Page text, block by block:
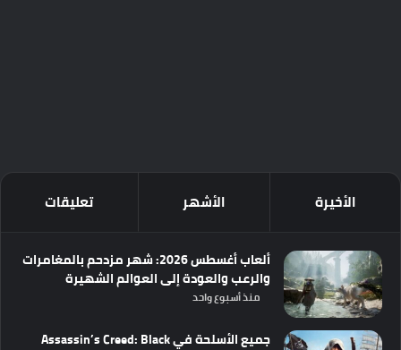
الأخيرة الأشهر تعليقات
ألعاب أغسطس 2026: شهر مزدحم بالمغامرات
والرعب والعودة إلى العوالم الشهيرة
منذ أسبوع واحد
جميع الأسلحة في Assassin’s Creed: Black